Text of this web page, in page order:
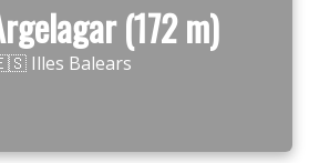
(172 m)
Illes Balears